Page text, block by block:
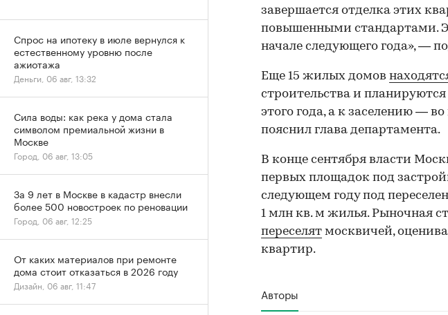
завершается отделка этих
повышенными стандартами.
начале следующего года», —
Еще 15 жилых домов
строительства и
этого года, а к заселению —
пояснил глава департамента.
В конце сентября власти
первых площадок под
следующем году под
1 млн кв. м жилья. Рыночная
переселят москвичей,
квартир.
Авторы
Спрос на ипотеку в июле вернулся к
естественному уровню после
ажиотажа
Деньги, 06 авг, 13:32
Сила воды: как река у дома стала
символом премиальной жизни в
Москве
Город, 06 авг, 13:05
За 9 лет в Москве в кадастр внесли
более 500 новостроек по реновации
Город, 06 авг, 12:25
От каких материалов при ремонте
дома стоит отказаться в 2026 году
Дизайн, 06 авг, 11:47